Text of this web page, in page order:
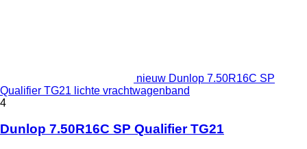
nieuw Dunlop 7.50R16C SP
Qualifier TG21 lichte vrachtwagenband
4
Dunlop 7.50R16C SP Qualifier TG21